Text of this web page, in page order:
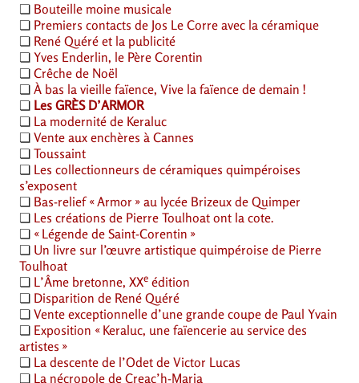
❏ Bouteille moine musicale
❏ Premiers contacts de Jos Le Corre avec la céramique
❏ René Quéré et la publicité
❏ Yves Enderlin, le Père Corentin
❏ Crêche de Noël
❏ À bas la vieille faïence, Vive la faïence de demain !
❏ Les GRÈS D’ARMOR
❏ La modernité de Keraluc
❏ Vente aux enchères à Cannes
❏ Toussaint
❏ Les collectionneurs de céramiques quimpéroises
s’exposent
❏ Bas-relief «Armor » au lycée Brizeux de Quimper
❏ Les créations de Pierre Toulhoat ont la cote.
❏ « Légende de Saint-Corentin »
❏ Un livre sur l’œuvre artistique quimpéroise de Pierre
Toulhoat
❏ L’Âme bretonne, XXe édition
❏ Disparition de René Quéré
❏ Vente exceptionnelle d’une grande coupe de Paul Yvain
❏ Exposition « Keraluc, une faïencerie au service des
artistes »
❏ La descente de l’Odet de Victor Lucas
❏ La nécropole de Creac’h-Maria